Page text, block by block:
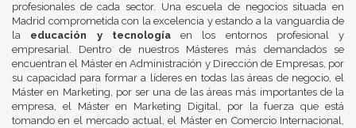
profesionales de cada sector. Una escuela de negocios situada en
Madrid comprometida con la excelencia y estando a la vanguardia de
la educación y tecnologíaen los entornos profesional y
empresarial. Dentro de nuestros Másteres más demandados se
encuentran el Máster en Administración y Dirección de Empresas, por
su capacidad para formar a líderes en todas las áreas de negocio, el
Máster en Marketing, por ser una de las áreas más importantes de la
empresa, el Máster en Marketing Digital, por la fuerza que está
tomando en el mercado actual, el Máster en Comercio Internacional,